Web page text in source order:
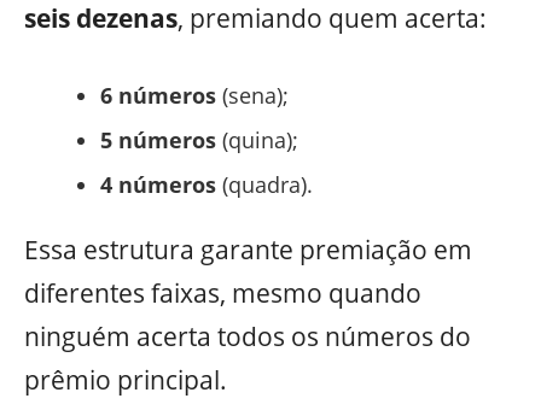
seis dezenas, premiando quem acerta:
6 números(sena);
5 números(quina);
4 números(quadra).
Essa estrutura garante premiação em
diferentes faixas, mesmo quando
ninguém acerta todos os números do
prêmio principal.